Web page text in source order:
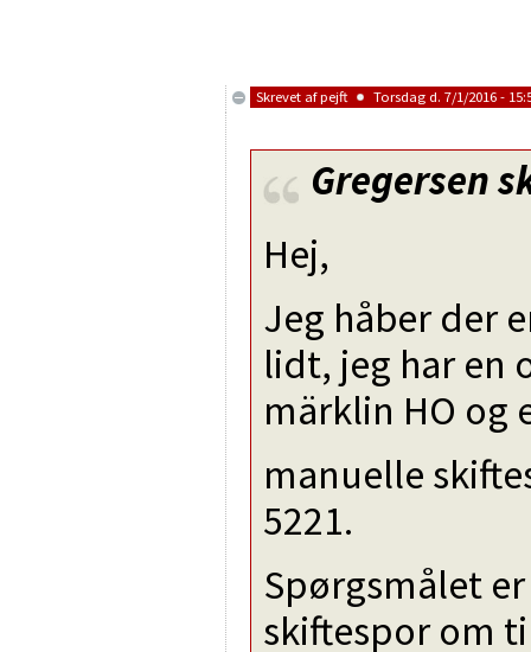
Skrevet afpejft Torsdag d. 7/1/2016 -
Gregersen
Hej,
Jeg håber der
lidt, jeg har en
märklin HO og
manuelle
5221.
Spørgsmålet
skiftespor om